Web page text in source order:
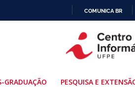
PARA
O
COMUNICA BR
GRADUAÇÃO PESQUISA E